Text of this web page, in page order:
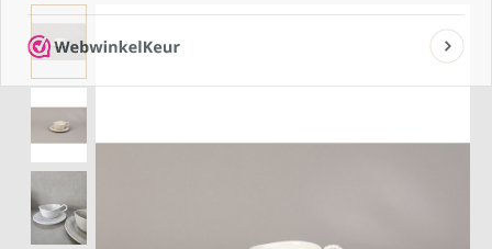
Product image slideshow Items